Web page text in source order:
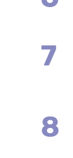
7
8